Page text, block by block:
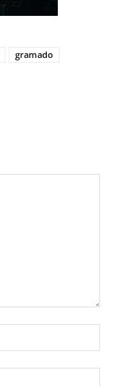
gramado